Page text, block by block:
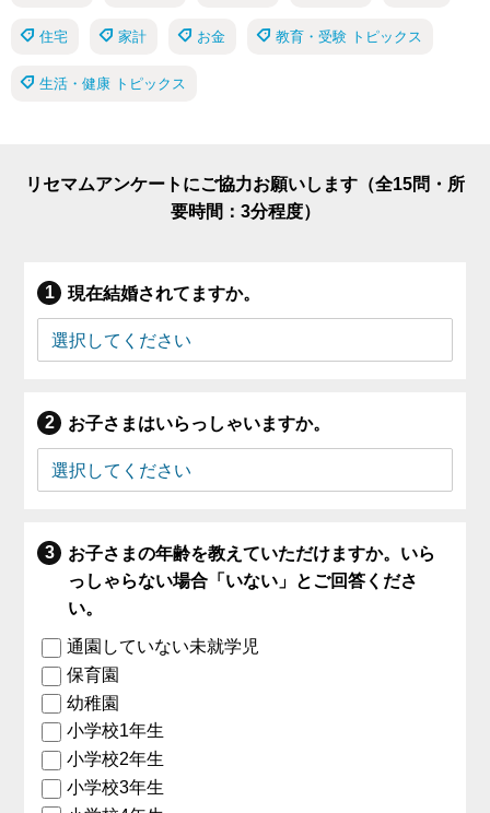
住宅 家計 お金 教育・受験 トピックス
生活・健康 トピックス
リセマムアンケートにご協力お願いします（全15問・所
要時間：3分程度）
現在結婚されてますか。
お子さまはいらっしゃいますか。
お子さまの年齢を教えていただけますか。いら
っしゃらない場合「いない」とご回答くださ
い。
通園していない未就学児
保育園
幼稚園
小学校1年生
小学校2年生
小学校3年生